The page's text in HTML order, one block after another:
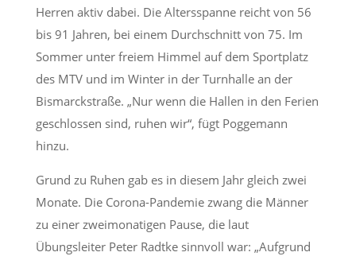
Herren aktiv dabei. Die Altersspanne reicht von 56
bis 91 Jahren, bei einem Durchschnitt von 75. Im
Sommer unter freiem Himmel auf dem Sportplatz
des MTV und im Winter in der Turnhalle an der
Bismarckstraße. „Nur wenn die Hallen in den Ferien
geschlossen sind, ruhen wir“, fügt Poggemann
hinzu.
Grund zu Ruhen gab es in diesem Jahr gleich zwei
Monate. Die Corona-Pandemie zwang die Männer
zu einer zweimonatigen Pause, die laut
Übungsleiter Peter Radtke sinnvoll war: „Aufgrund